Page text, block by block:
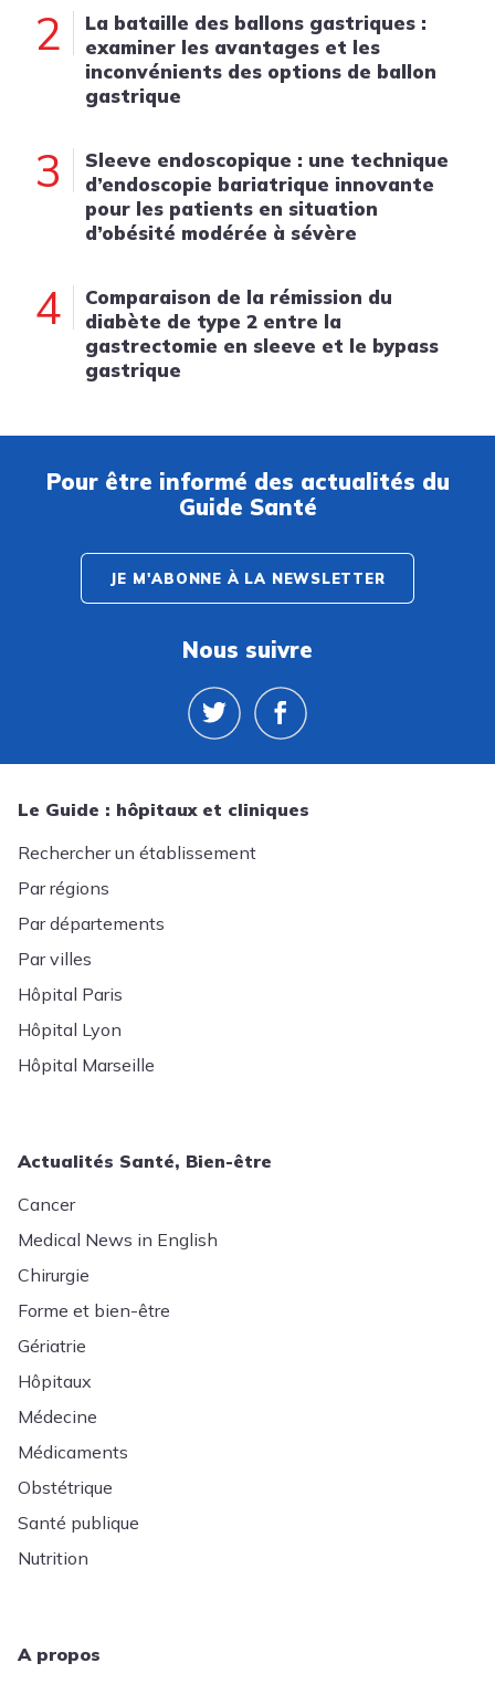
2
La bataille des ballons gastriques :
examiner les avantages et les
inconvénients des options de ballon
gastrique
3
Sleeve endoscopique : une technique
d’endoscopie bariatrique innovante
pour les patients en situation
d’obésité modérée à sévère
4
Comparaison de la rémission du
diabète de type 2 entre la
gastrectomie en sleeve et le bypass
gastrique
Pour être informé des actualités du
Guide Santé
JE M'ABONNE À LA NEWSLETTER
Nous suivre
Le Guide : hôpitaux et cliniques
Rechercher un établissement
Par régions
Par départements
Par villes
Hôpital Paris
Hôpital Lyon
Hôpital Marseille
Actualités Santé, Bien-être
Cancer
Medical News in English
Chirurgie
Forme et bien-être
Gériatrie
Hôpitaux
Médecine
Médicaments
Obstétrique
Santé publique
Nutrition
A propos